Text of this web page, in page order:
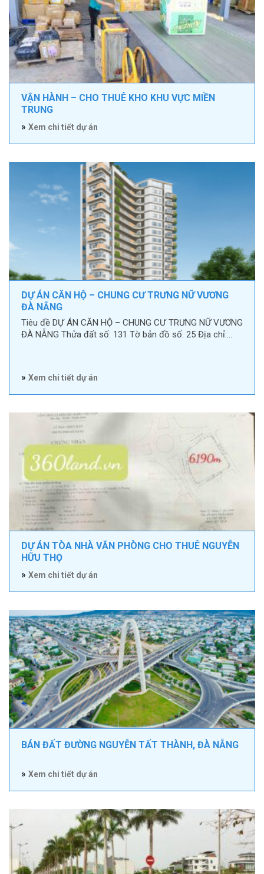
VẬN HÀNH – CHO THUÊ KHO KHU VỰC MIỀN
TRUNG
» Xem chi tiết dự án
DỰ ÁN CĂN HỘ – CHUNG CƯ TRƯNG NỮ VƯƠNG
ĐÀ NẴNG
Tiêu đề DỰ ÁN CĂN HỘ – CHUNG CƯ TRƯNG NỮ VƯƠNG
ĐÀ NẴNG Thửa đất số: 131 Tờ bản đồ số: 25 Địa chỉ:…
» Xem chi tiết dự án
DỰ ÁN TÒA NHÀ VĂN PHÒNG CHO THUÊ NGUYỄN
HỮU THỌ
» Xem chi tiết dự án
BÁN ĐẤT ĐƯỜNG NGUYỄN TẤT THÀNH, ĐÀ NẴNG
» Xem chi tiết dự án